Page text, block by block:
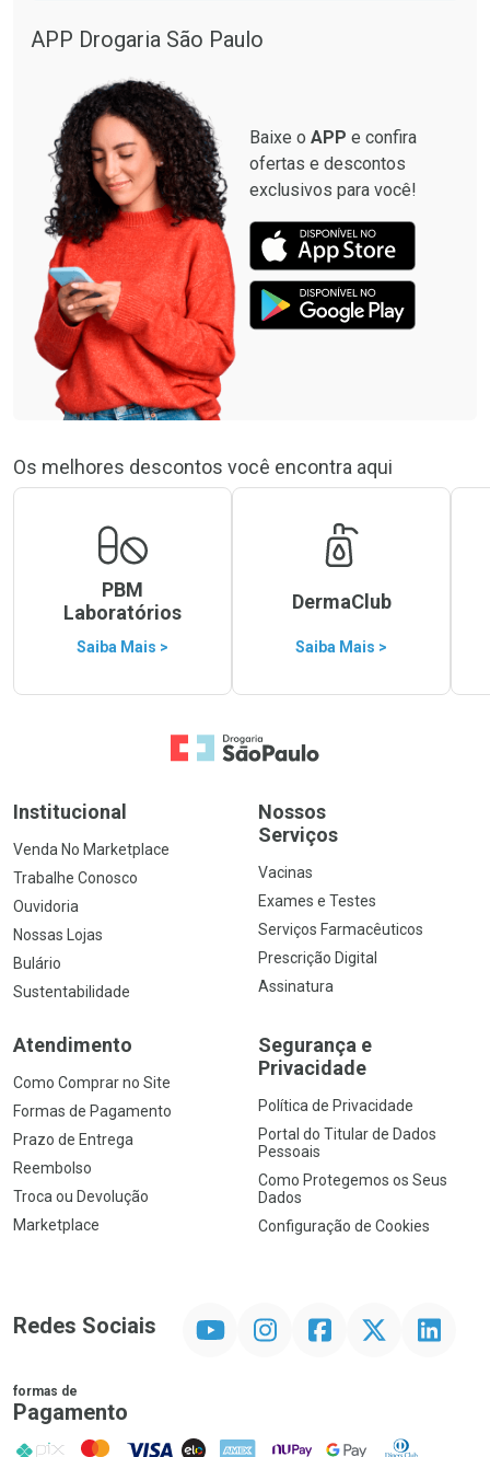
APP Drogaria São Paulo
Baixe o APP e confira
ofertas e descontos
exclusivos para você!
Os melhores descontos você encontra aqui
PBM
Laboratórios
Saiba Mais >
DermaClub
Saiba Mais >
Ir para a Home
Institucional
Venda No Marketplace
Trabalhe Conosco
Ouvidoria
Nossas Lojas
Bulário
Sustentabilidade
Nossos
Serviços
Vacinas
Exames e Testes
Serviços Farmacêuticos
Prescrição Digital
Assinatura
Atendimento
Como Comprar no Site
Formas de Pagamento
Prazo de Entrega
Reembolso
Troca ou Devolução
Marketplace
Segurança e
Privacidade
Política de Privacidade
Portal do Titular de Dados
Pessoais
Como Protegemos os Seus
Dados
Configuração de Cookies
Redes Sociais InstagramFacebook Linkedin
formas de
Pagamento
PIX MasterCard
VISA ELO AMEX NuPay Google PayDiners Club